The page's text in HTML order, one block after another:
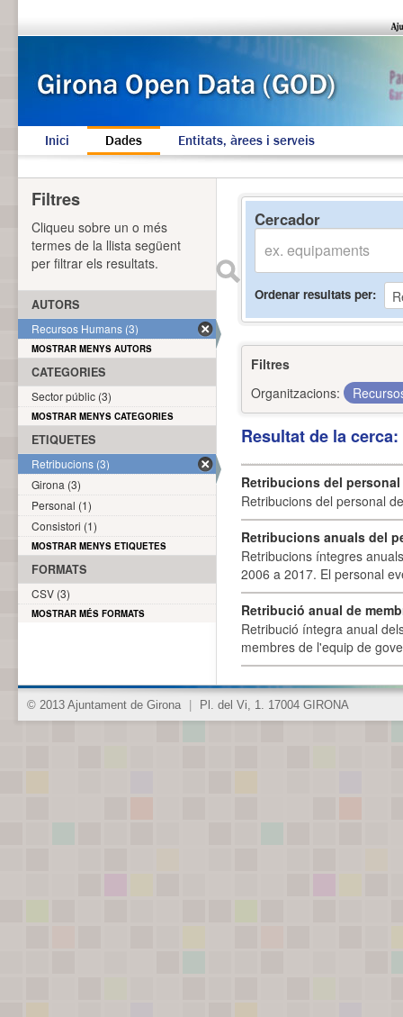
Inici Dades Entitats, àrees i serveis
Cercador
Ordenar resultats per
Filtres
Organitzacions:
Resultat de la
Retribucions del
Retribucions del personal
Retribucions anuals del
Retribucions íntegres
2006 a 2017. El personal
Retribució anual de
Retribució íntegra anual
membres de l'equip de
Filtres
Cliqueu sobre un o més
termes de la llista següent
per filtrar els resultats.
AUTORS
Recursos Humans (3)
MOSTRAR MENYS AUTORS
CATEGORIES
Sector públic (3)
MOSTRAR MENYS CATEGORIES
ETIQUETES
Retribucions (3)
Girona (3)
Personal (1)
Consistori (1)
MOSTRAR MENYS ETIQUETES
FORMATS
CSV (3)
MOSTRAR MÉS FORMATS
© 2013 Ajuntament de Girona Pl. del Vi, 1. 17004 GIRONA